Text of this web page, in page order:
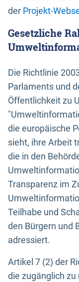
der Projekt-
Gesetzliche
Die Richtlinie
Parlaments und
Öffentlichkeit zu
die europäische
sieht, ihre Arbeit
die in den
Transparenz im
Teilhabe und
den Bürgern und
adressiert.
Artikel 7 (2) der
die zugänglich